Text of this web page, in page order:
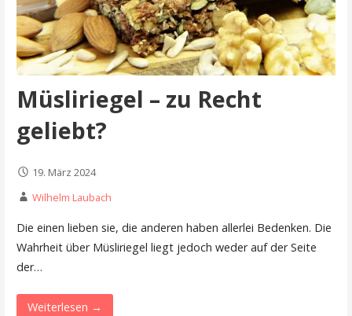
Müsliriegel – zu Recht
geliebt?
19. März 2024
Wilhelm Laubach
Die einen lieben sie, die anderen haben allerlei Bedenken. Die
Wahrheit über Müsliriegel liegt jedoch weder auf der Seite
der…
Weiterlesen →